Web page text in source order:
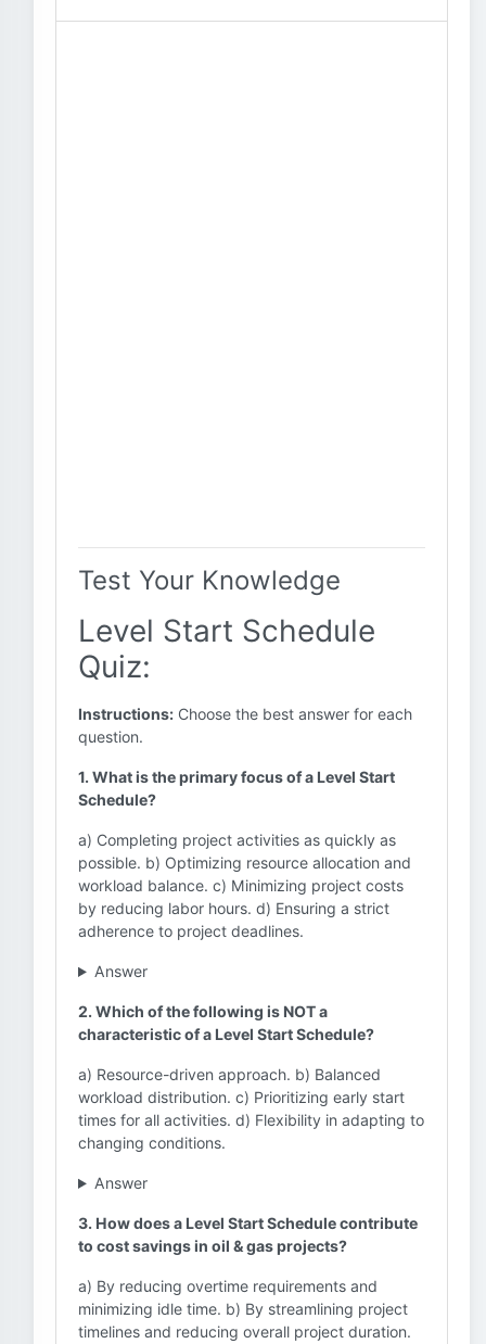
Test Your Knowledge
Level Start Schedule
Quiz:
Instructions: Choose the best answer for each
question.
1. What is the primary focus of a Level Start
Schedule?
a) Completing project activities as quickly as
possible. b) Optimizing resource allocation and
workload balance. c) Minimizing project costs
by reducing labor hours. d) Ensuring a strict
adherence to project deadlines.
Answer
2. Which of the following is NOT a
characteristic of a Level Start Schedule?
a) Resource-driven approach. b) Balanced
workload distribution. c) Prioritizing early start
times for all activities. d) Flexibility in adapting to
changing conditions.
Answer
3. How does a Level Start Schedule contribute
to cost savings in oil & gas projects?
a) By reducing overtime requirements and
minimizing idle time. b) By streamlining project
timelines and reducing overall project duration.